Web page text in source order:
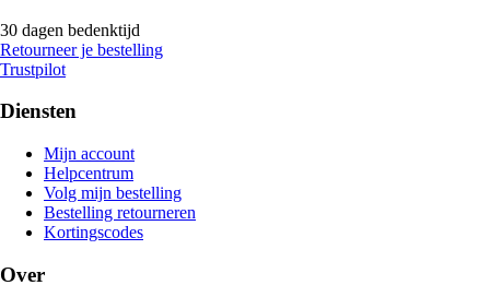
30 dagen bedenktijd
Retourneer je bestelling
Trustpilot
Diensten
Mijn account
Helpcentrum
Volg mijn bestelling
Bestelling retourneren
Kortingscodes
Over